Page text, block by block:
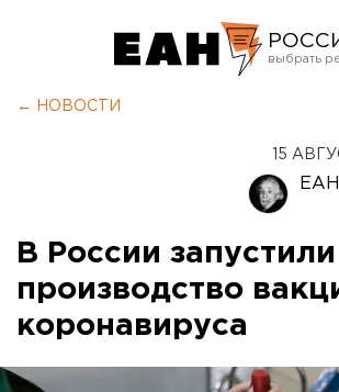
← НОВОСТИ
15
В России запустили
производство
коронавируса